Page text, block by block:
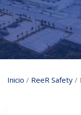
Inicio / ReeR Safety /